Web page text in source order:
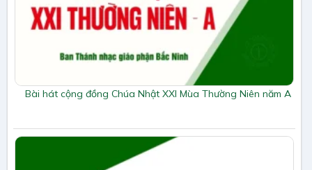
Bài hát cộng đồng Chúa Nhật XXI Mùa Thường Niên năm A